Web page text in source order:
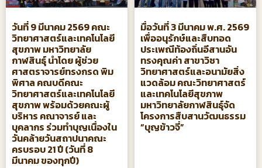
วันที่ 9 มีนาคม 2569 คณะ
วิทยาศาสตร์และเทคโนโลยี
สุขภาพ มหาวิทยาลัย
กาฬสินธุ์ นำโดย ผู้ช่วย
ศาสตราจารย์ทรงกรด พิม
พิศาล คณบดีคณะ
วิทยาศาสตร์และเทคโนโลยี
สุขภาพ พร้อมด้วยคณะผู้
บริหาร คณาจารย์ และ
บุคลากร ร่วมทำบุญเนื่องใน
วันคล้ายวันสถาปนาคณะ
ครบรอบ 21 ปี (วันที่ 8
มีนาคม ของทุกปี)
มื่อวันที่ 3 มีนาคม พ.ศ. 2569
เพื่ออนุรักษ์และสืบทอด
ประเพณีท้องถิ่นอีสานอัน
ทรงคุณค่า สาขาวิชา
วิทยาศาสตร์และอนามัยสิ่ง
แวดล้อม คณะวิทยาศาสตร์
และเทคโนโลยีสุขภาพ
มหาวิทยาลัยกาฬสินธุ์จัด
โครงการสืบสานวัฒนธรรม
“บุญข้าวจี่”